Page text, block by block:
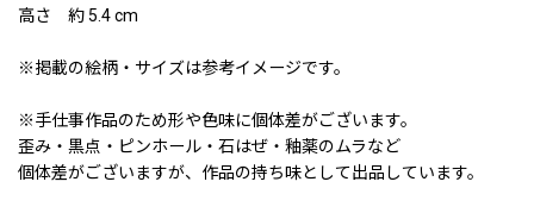
高さ 約 5.4 cm
※掲載の絵柄・サイズは参考イメージです。
※手仕事作品のため形や色味に個体差がございます。
歪み・黒点・ピンホール・石はぜ・釉薬のムラなど
個体差がございますが、作品の持ち味として出品しています。